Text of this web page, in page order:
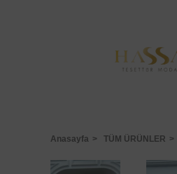
Anasayfa TÜM ÜRÜNLER